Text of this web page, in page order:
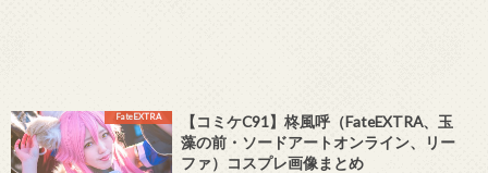
FateEXTRA
【コミケC91】柊風呼（FateEXTRA、玉
藻の前・ソードアートオンライン、リー
ファ）コスプレ画像まとめ